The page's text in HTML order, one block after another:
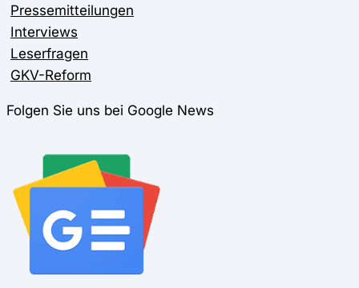
Pressemitteilungen
Interviews
Leserfragen
GKV-Reform
Folgen Sie uns bei Google News